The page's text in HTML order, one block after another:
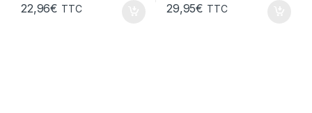
22,96€ TTC 29,95€ TTC